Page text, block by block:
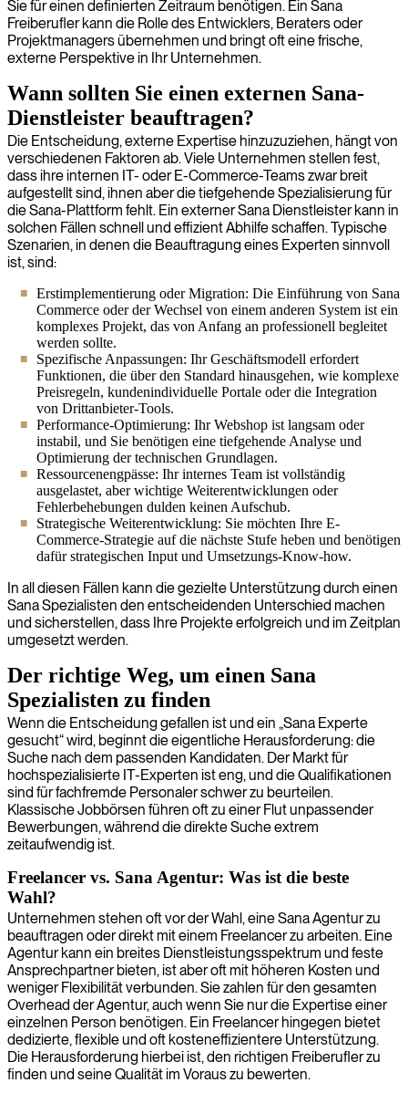
Sie für einen definierten Zeitraum benötigen. Ein Sana
Freiberufler kann die Rolle des Entwicklers, Beraters oder
Projektmanagers übernehmen und bringt oft eine frische,
externe Perspektive in Ihr Unternehmen.
Wann sollten Sie einen externen Sana-
Dienstleister beauftragen?
Die Entscheidung, externe Expertise hinzuzuziehen, hängt von
verschiedenen Faktoren ab. Viele Unternehmen stellen fest,
dass ihre internen IT- oder E-Commerce-Teams zwar breit
aufgestellt sind, ihnen aber die tiefgehende Spezialisierung für
die Sana-Plattform fehlt. Ein externer Sana Dienstleister kann in
solchen Fällen schnell und effizient Abhilfe schaffen. Typische
Szenarien, in denen die Beauftragung eines Experten sinnvoll
ist, sind:
Erstimplementierung oder Migration: Die Einführung von Sana
Commerce oder der Wechsel von einem anderen System ist ein
komplexes Projekt, das von Anfang an professionell begleitet
werden sollte.
Spezifische Anpassungen: Ihr Geschäftsmodell erfordert
Funktionen, die über den Standard hinausgehen, wie komplexe
Preisregeln, kundenindividuelle Portale oder die Integration
von Drittanbieter-Tools.
Performance-Optimierung: Ihr Webshop ist langsam oder
instabil, und Sie benötigen eine tiefgehende Analyse und
Optimierung der technischen Grundlagen.
Ressourcenengpässe: Ihr internes Team ist vollständig
ausgelastet, aber wichtige Weiterentwicklungen oder
Fehlerbehebungen dulden keinen Aufschub.
Strategische Weiterentwicklung: Sie möchten Ihre E-
Commerce-Strategie auf die nächste Stufe heben und benötigen
dafür strategischen Input und Umsetzungs-Know-how.
In all diesen Fällen kann die gezielte Unterstützung durch einen
Sana Spezialisten den entscheidenden Unterschied machen
und sicherstellen, dass Ihre Projekte erfolgreich und im Zeitplan
umgesetzt werden.
Der richtige Weg, um einen Sana
Spezialisten zu finden
Wenn die Entscheidung gefallen ist und ein „Sana Experte
gesucht“ wird, beginnt die eigentliche Herausforderung: die
Suche nach dem passenden Kandidaten. Der Markt für
hochspezialisierte IT-Experten ist eng, und die Qualifikationen
sind für fachfremde Personaler schwer zu beurteilen.
Klassische Jobbörsen führen oft zu einer Flut unpassender
Bewerbungen, während die direkte Suche extrem
zeitaufwendig ist.
Freelancer vs. Sana Agentur: Was ist die beste
Wahl?
Unternehmen stehen oft vor der Wahl, eine Sana Agentur zu
beauftragen oder direkt mit einem Freelancer zu arbeiten. Eine
Agentur kann ein breites Dienstleistungsspektrum und feste
Ansprechpartner bieten, ist aber oft mit höheren Kosten und
weniger Flexibilität verbunden. Sie zahlen für den gesamten
Overhead der Agentur, auch wenn Sie nur die Expertise einer
einzelnen Person benötigen. Ein Freelancer hingegen bietet
dedizierte, flexible und oft kosteneffizientere Unterstützung.
Die Herausforderung hierbei ist, den richtigen Freiberufler zu
finden und seine Qualität im Voraus zu bewerten.